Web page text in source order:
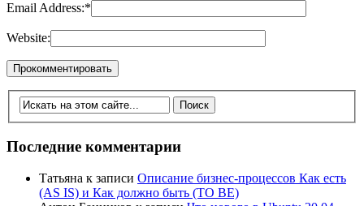
Email Address:*
Website:
Последние комментарии
Татьяна к записи Описание бизнес-процессов Как есть
(AS IS) и Как должно быть (TO BE)